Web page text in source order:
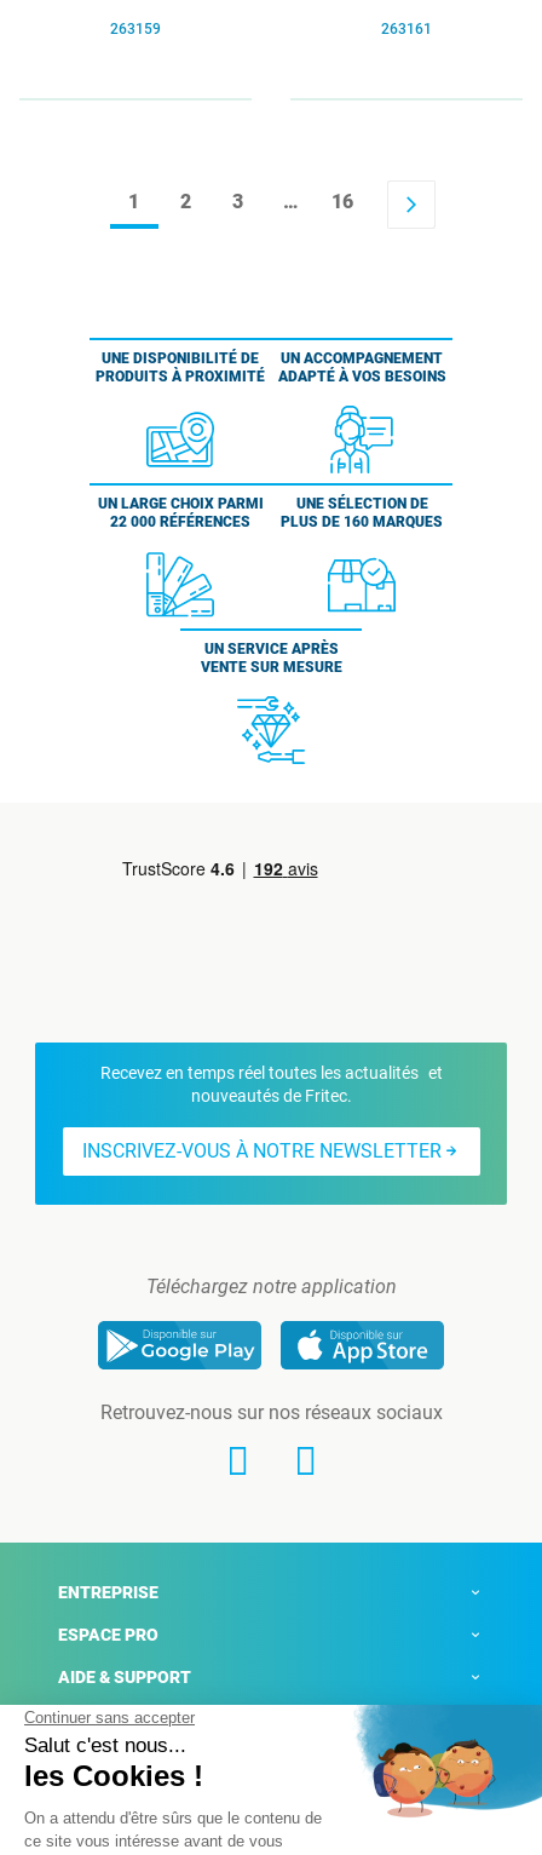
263159 263161
1 2 3 … 16 arrow_forward_ios
UNE DISPONIBILITÉ DE
PRODUITS À PROXIMITÉ
UN ACCOMPAGNEMENT
ADAPTÉ À VOS BESOINS
UN LARGE CHOIX PARMI
22 000 RÉFÉRENCES
UNE SÉLECTION DE
PLUS DE 160 MARQUES
UN SERVICE APRÈS
VENTE SUR MESURE
Recevez en temps réel toutes les actualités et
nouveautés de Fritec.
INSCRIVEZ-VOUS À NOTRE NEWSLETTER
Téléchargez notre application
Retrouvez-nous sur nos réseaux sociaux
ENTREPRISE
ESPACE PRO
AIDE & SUPPORT
ACTUALITÉS
Mentions légales